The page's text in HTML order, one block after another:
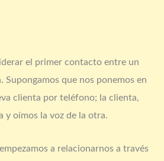
el primer contacto entre un
que nos ponemos en
clienta por teléfono; la clienta,
y oímos la voz de la otra.
a relacionarnos a través